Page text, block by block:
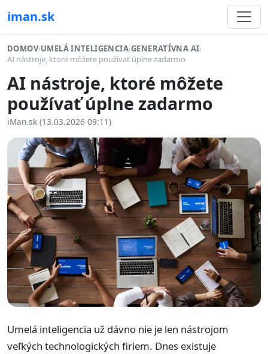
iman.sk
DOMOV›UMELÁ INTELIGENCIA›GENERATÍVNA AI›
AI nástroje, ktoré môžete používať úplne zadarmo
AI nástroje, ktoré môžete
používať úplne zadarmo
iMan.sk (13.03.2026 09:11)
Umelá inteligencia už dávno nie je len nástrojom
veľkých technologických firiem. Dnes existuje